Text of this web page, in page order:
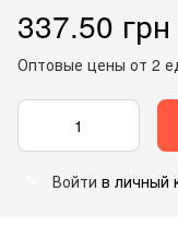
337.50 грн
Оптовые цены от 2
Войти в личный